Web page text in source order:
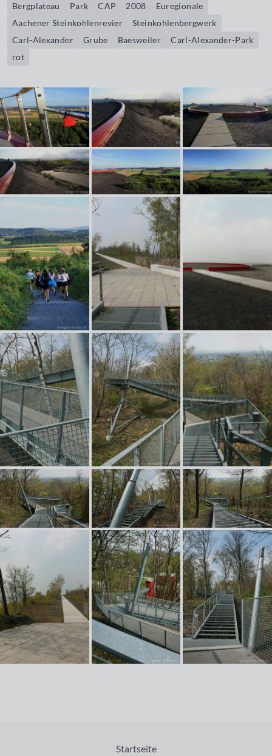
Bergplateau
Park CAP 2008
Euregionale
Aachener Steinkohlenrevier
Steinkohlenbergwerk
Carl-Alexander
Grube Baesweiler
Carl-Alexander-Park
rot
Startseite